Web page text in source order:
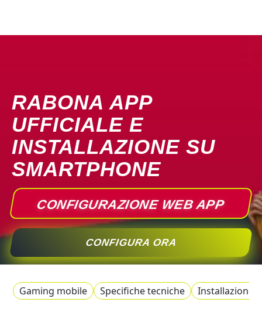
RABONA APP
UFFICIALE E
INSTALLAZIONE SU
SMARTPHONE
CONFIGURAZIONE WEB APP
CONFIGURA ORA
Gaming mobile Specifiche tecniche Installazione